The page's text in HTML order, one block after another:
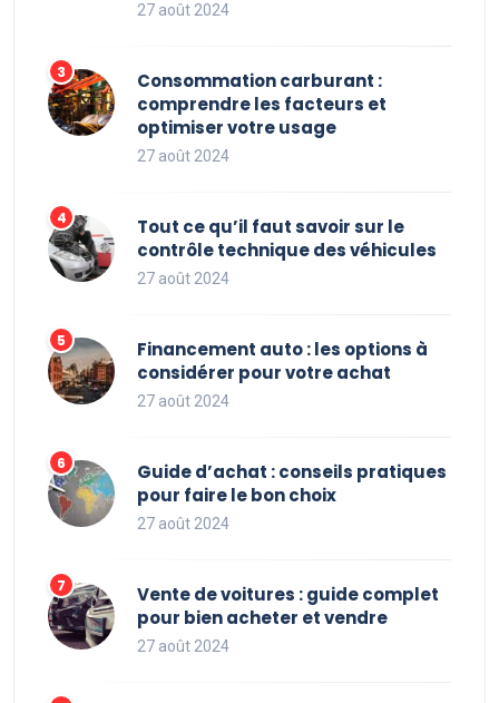
27 août 2024
Consommation carburant :
comprendre les facteurs et
optimiser votre usage
27 août 2024
Tout ce qu’il faut savoir sur le
contrôle technique des véhicules
27 août 2024
Financement auto : les options à
considérer pour votre achat
27 août 2024
Guide d’achat : conseils pratiques
pour faire le bon choix
27 août 2024
Vente de voitures : guide complet
pour bien acheter et vendre
27 août 2024